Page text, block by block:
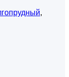
,